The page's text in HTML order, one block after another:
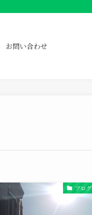
お問い合わせ
ブログ